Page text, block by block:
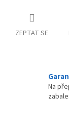
ZEPTAT SE
Na